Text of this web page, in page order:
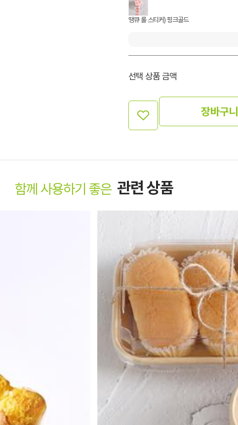
땡큐 롤 스티커) 핑크골드
선택 상품 금액
장바구니
함께 사용하기 좋은 관련 상품